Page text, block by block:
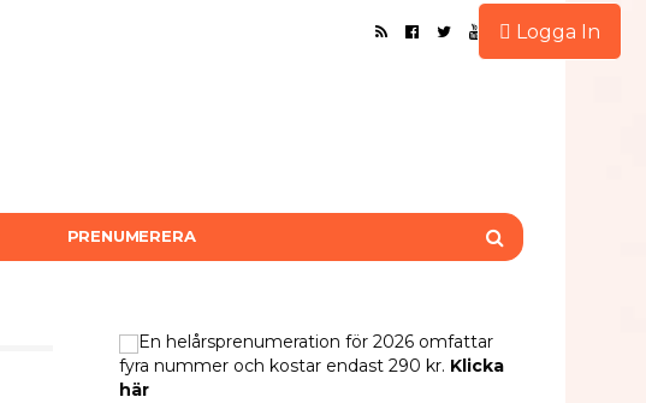
PRENUMERERA
En helårsprenumeration för 2026 omfattar
fyra nummer och kostar endast 290 kr. Klicka
här
Logga In